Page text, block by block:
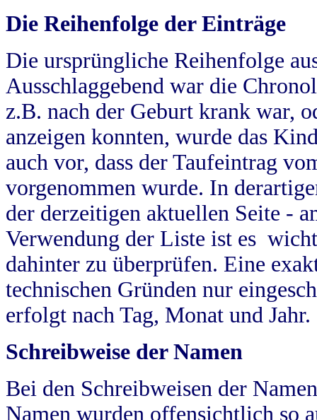
Die Reihenfolge der Einträge
Die ursprüngliche Reihenfolge
Ausschlaggebend war die
z.B. nach der Geburt krank war,
anzeigen konnten, wurde das
auch vor, dass der Taufeintrag
vorgenommen wurde. In
der derzeitigen aktuellen Seite -
Verwendung der Liste ist es
dahinter zu überprüfen. Eine
technischen Gründen nur
erfolgt nach Tag, Monat und Jahr.
Schreibweise der Namen
Bei den Schreibweisen der
Namen wurden offensichtlich so